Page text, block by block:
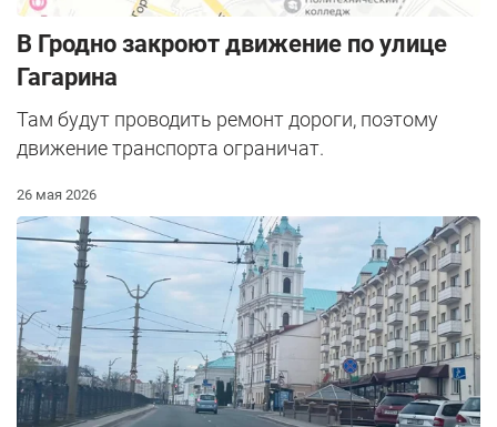
В Гродно закроют движение по улице
Гагарина
Там будут проводить ремонт дороги, поэтому
движение транспорта ограничат.
26 мая 2026